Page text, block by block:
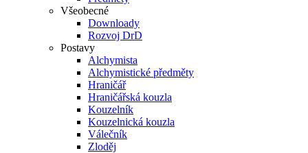
Všeobecné
Downloady
Rozvoj DrD
Postavy
Alchymista
Alchymistické předměty
Hraničář
Hraničářská kouzla
Kouzelník
Kouzelnická kouzla
Válečník
Zloděj